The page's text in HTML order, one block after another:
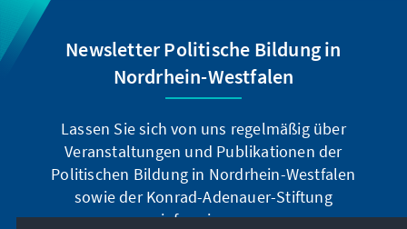
Newsletter Politische Bildung in
Nordrhein-Westfalen
Lassen Sie sich von uns regelmäßig über
Veranstaltungen und Publikationen der
Politischen Bildung in Nordrhein-Westfalen
sowie der Konrad-Adenauer-Stiftung
informieren.